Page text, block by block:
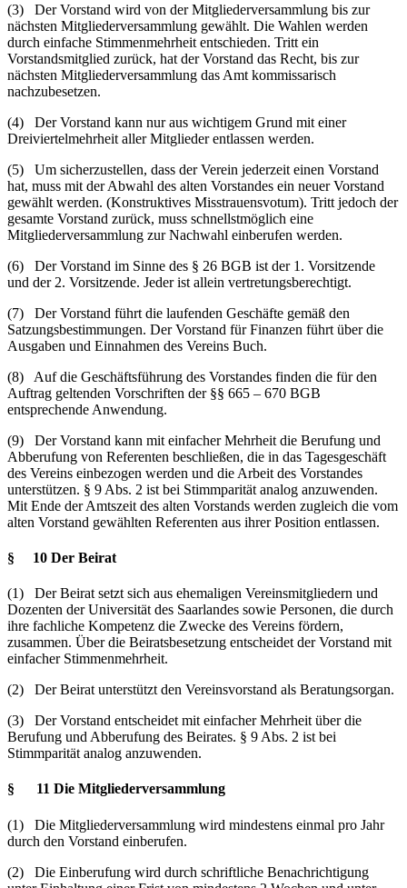
(3) Der Vorstand wird von der Mitgliederversammlung bis zur
nächsten Mitgliederversammlung gewählt. Die Wahlen werden
durch einfache Stimmenmehrheit entschieden. Tritt ein
Vorstandsmitglied zurück, hat der Vorstand das Recht, bis zur
nächsten Mitgliederversammlung das Amt kommissarisch
nachzubesetzen.
(4) Der Vorstand kann nur aus wichtigem Grund mit einer
Dreiviertelmehrheit aller Mitglieder entlassen werden.
(5) Um sicherzustellen, dass der Verein jederzeit einen Vorstand
hat, muss mit der Abwahl des alten Vorstandes ein neuer Vorstand
gewählt werden. (Konstruktives Misstrauensvotum). Tritt jedoch der
gesamte Vorstand zurück, muss schnellstmöglich eine
Mitgliederversammlung zur Nachwahl einberufen werden.
(6) Der Vorstand im Sinne des § 26 BGB ist der 1. Vorsitzende
und der 2. Vorsitzende. Jeder ist allein vertretungsberechtigt.
(7) Der Vorstand führt die laufenden Geschäfte gemäß den
Satzungsbestimmungen. Der Vorstand für Finanzen führt über die
Ausgaben und Einnahmen des Vereins Buch.
(8) Auf die Geschäftsführung des Vorstandes finden die für den
Auftrag geltenden Vorschriften der §§ 665 – 670 BGB
entsprechende Anwendung.
(9) Der Vorstand kann mit einfacher Mehrheit die Berufung und
Abberufung von Referenten beschließen, die in das Tagesgeschäft
des Vereins einbezogen werden und die Arbeit des Vorstandes
unterstützen. § 9 Abs. 2 ist bei Stimmparität analog anzuwenden.
Mit Ende der Amtszeit des alten Vorstands werden zugleich die vom
alten Vorstand gewählten Referenten aus ihrer Position entlassen.
§ 10 Der Beirat
(1) Der Beirat setzt sich aus ehemaligen Vereinsmitgliedern und
Dozenten der Universität des Saarlandes sowie Personen, die durch
ihre fachliche Kompetenz die Zwecke des Vereins fördern,
zusammen. Über die Beiratsbesetzung entscheidet der Vorstand mit
einfacher Stimmenmehrheit.
(2) Der Beirat unterstützt den Vereinsvorstand als Beratungsorgan.
(3) Der Vorstand entscheidet mit einfacher Mehrheit über die
Berufung und Abberufung des Beirates. § 9 Abs. 2 ist bei
Stimmparität analog anzuwenden.
§ 11 Die Mitgliederversammlung
(1) Die Mitgliederversammlung wird mindestens einmal pro Jahr
durch den Vorstand einberufen.
(2) Die Einberufung wird durch schriftliche Benachrichtigung